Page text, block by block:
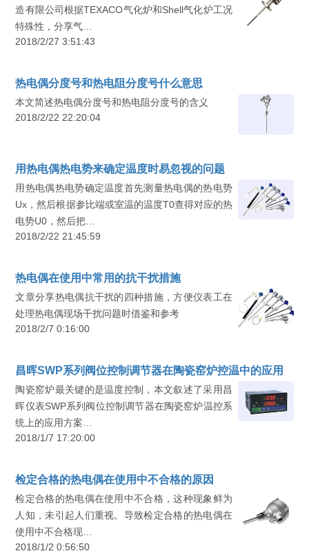
造有限公司根据TEXACO气化炉和Shell气化炉工况
特殊性，分享气…
2018/2/27 3:51:43
热电偶分度号和热电阻分度号什么意思
本文简述热电偶分度号和热电阻分度号的含义
2018/2/22 22:20:04
用热电偶热电势来确定温度时易忽视的问题
用热电偶热电势确定温度首先测量热电偶的热电势
Ux，然后根据参比端或室温的温度T0查得对应的热
电势U0，然后把…
2018/2/22 21:45:59
热电偶在使用中常用的抗干扰措施
文章分享热电偶抗干扰的四种措施，方便仪表工在
处理热电偶现场干扰问题时借鉴和参考
2018/2/7 0:16:00
昌晖SWP系列阀位控制调节器在陶瓷窑炉控温中的应用
陶瓷窑炉最关键的是温度控制，本文叙述了采用昌
晖仪表SWP系列阀位控制调节器在陶瓷窑炉温控系
统上的应用方案…
2018/1/7 17:20:00
检定合格的热电偶在使用中不合格的原因
检定合格的热电偶在使用中不合格，这种现象鲜为
人知，未引起人们重视。导致检定合格的热电偶在
使用中不合格现…
2018/1/2 0:56:50